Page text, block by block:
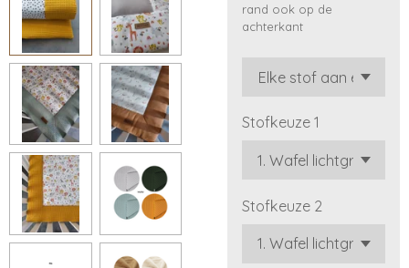
rand ook op de
achterkant
Stofkeuze 1
Stofkeuze 2